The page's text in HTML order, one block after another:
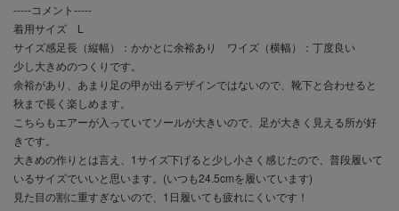
-----コメント-----
着用サイズ L
サイズ感足長（縦幅）：かかとに余裕あり ワイズ（横幅）：丁度良い
少し大きめのつくりです。
余裕があり、あまり足の甲が出るデザインではないので、靴下と合わせると
秋まで長く楽しめます。
こちらもエアーが入っていてソールが大きいので、足が大きく見える所が好
きです。
大きめの作りとは言え、1サイズ下げると少し小さく感じたので、普段履いて
いるサイズでいいと思います。(いつも24.5cmを履いています)
見た目の割に重すぎないので、1日履いても疲れにくいです！